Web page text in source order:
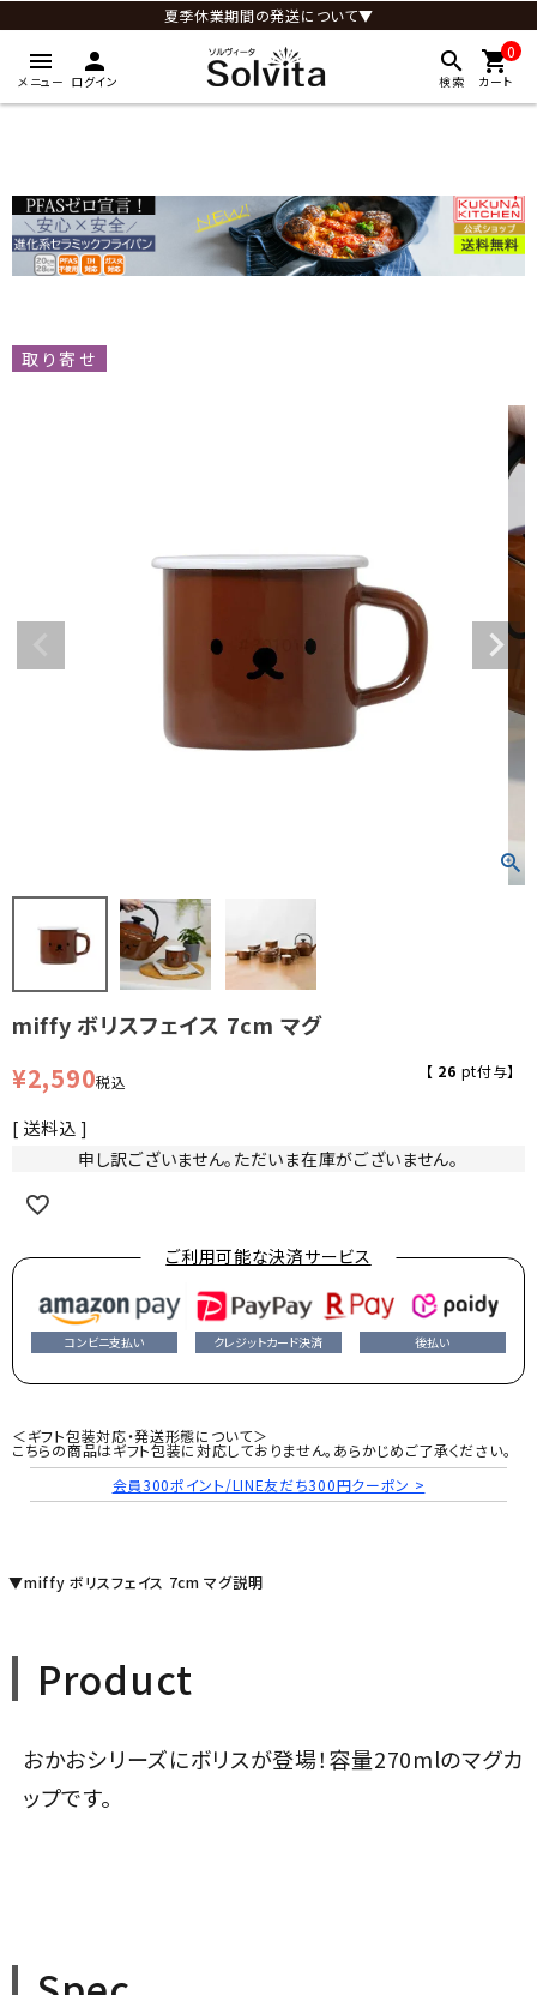
夏季休業期間の発送について▼
menu
メニュー
person
ログイン
search
検索
0
shopping_cart
カート
取り寄せ
miffy ボリスフェイス 7cm マグ
¥2,590税込
【 26 pt付与】
送料込
申し訳ございません。ただいま在庫がございません。
ご利用可能な決済サービス
コンビニ支払い クレジットカード決済 後払い
＜ギフト包装対応・発送形態について＞
こちらの商品はギフト包装に対応しておりません。あらかじめご了承ください。
会員300ポイント/LINE友だち300円クーポン >
▼miffy ボリスフェイス 7cm マグ説明
Product
おかおシリーズにボリスが登場！容量270mlのマグカ
ップです。